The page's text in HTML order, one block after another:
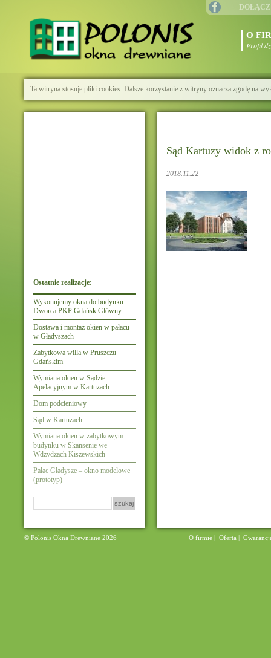
O
Profil
Ta witryna stosuje pliki cookies. Dalsze korzystanie z witryny oznacza zgodę na
Ostatnie realizacje:
Wykonujemy okna do budynku
Dworca PKP Gdańsk Główny
Dostawa i montaż okien w pałacu
w Gładyszach
Zabytkowa willa w Pruszczu
Gdańskim
Wymiana okien w Sądzie
Apelacyjnym w Kartuzach
Dom podcieniowy
Sąd w Kartuzach
Wymiana okien w zabytkowym
budynku w Skansenie we
Wdzydzach Kiszewskich
Pałac Gładysze – okno modelowe
(prototyp)
Sąd Kartuzy widok z
2018.11.22
© Polonis Okna Drewniane 2026 O firmie | Oferta |